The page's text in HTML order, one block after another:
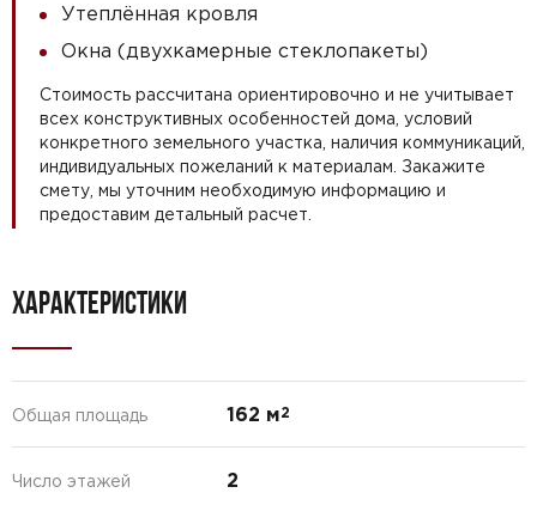
Утеплённая кровля
Окна (двухкамерные стеклопакеты)
Стоимость рассчитана ориентировочно и не учитывает
всех конструктивных особенностей дома, условий
конкретного земельного участка, наличия коммуникаций,
индивидуальных пожеланий к материалам. Закажите
смету, мы уточним необходимую информацию и
предоставим детальный расчет.
ХАРАКТЕРИСТИКИ
Общая площадь 162 м2
Число этажей 2